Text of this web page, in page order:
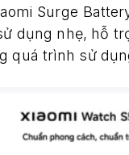
Surge
dụng nhẹ, hỗ
quá trình sử